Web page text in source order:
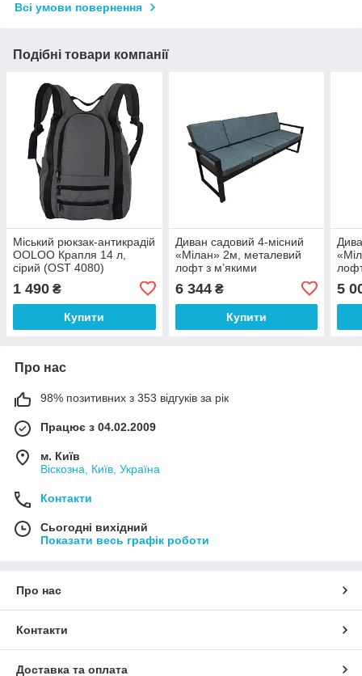
Всі умови повернення
Подібні товари компанії
Міський рюкзак-антикрадій
OOLOO Крапля 14 л,
сірий (OST 4080)
1 490 ₴
Купити
Диван садовий 4-місний
«Мілан» 2м, металевий
лофт з м’якими
6 344₴
Купити
5
Про нас
98% позитивних з 353 відгуків за рік
Працює з 04.02.2009
м. Київ
Віскозна, Київ, Україна
Контакти
Сьогодні вихідний
Показати весь графік роботи
Про нас
Контакти
Доставка та оплата